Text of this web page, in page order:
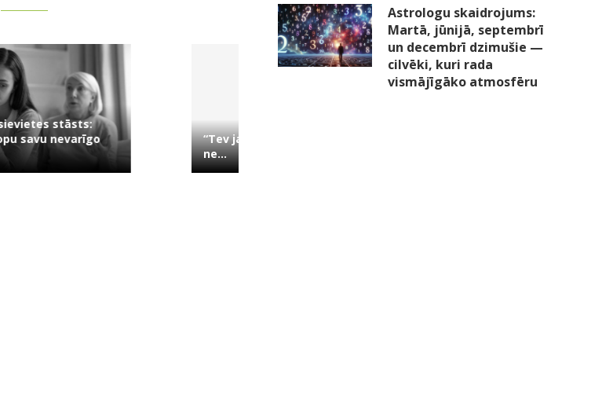
“Tev jau 35, bet nav ne bērnu,
ne...
Astrologu skaidrojums:
Martā, jūnijā, septembrī
un decembrī dzimušie —
cilvēki, kuri rada
vismājīgāko atmosfēru